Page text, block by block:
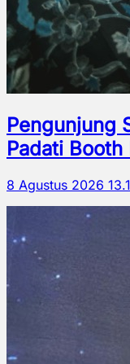
Pengunjung
Padati Booth
8 Agustus 2026